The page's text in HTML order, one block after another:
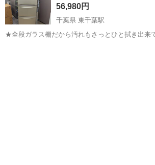
56,980円
千葉県 東千葉駅
★全段ガラス棚だから汚れもさっとひと拭き出